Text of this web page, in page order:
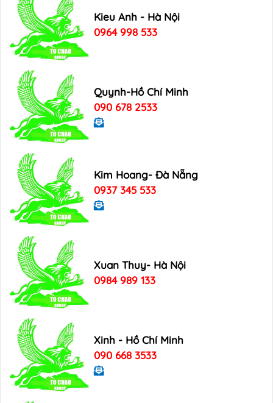
Kieu Anh - Hà Nội
0964 998 533
Quynh-Hồ Chí Minh
090 678 2533
Kim Hoang- Đà Nẵng
0937 345 533
Xuan Thuy- Hà Nội
0984 989 133
Xinh - Hồ Chí Minh
090 668 3533